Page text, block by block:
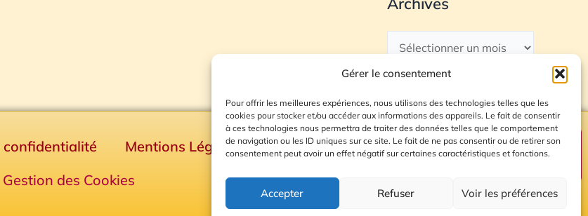
Gérer le consentement
Pour offrir les meilleures expériences, nous utilisons des technologies telles que les
cookies pour stocker et/ou accéder aux informations des appareils. Le fait de consentir
à ces technologies nous permettra de traiter des données telles que le comportement
de navigation ou les ID uniques sur ce site. Le fait de ne pas consentir ou de retirer son
consentement peut avoir un effet négatif sur certaines caractéristiques et fonctions.
Accepter Refuser Voir les préférences
confidentialité Mentions Légales
Plan du site
Gestion des Cookies